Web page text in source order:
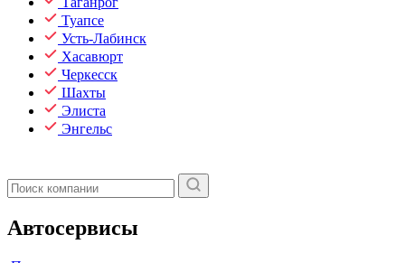
Туапсе
Усть-Лабинск
Хасавюрт
Черкесск
Шахты
Элиста
Энгельс
Автосервисы